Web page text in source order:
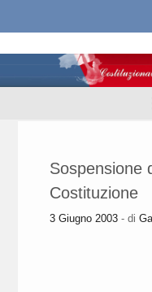
Sospensione
Costituzione
3 Giugno 2003 - di